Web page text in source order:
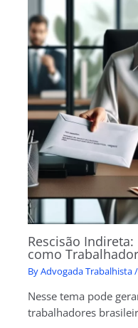
Rescisão
como Trabalhador
ByAdvogada Trabalhista/
Nesse tema pode
trabalhadores